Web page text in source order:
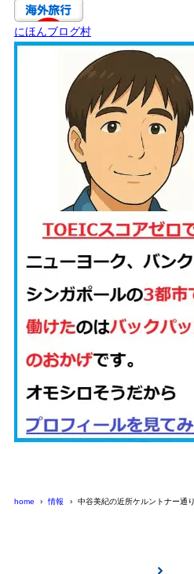
にほんブログ村
home 情報 中谷美紀の近所ケルントナー通